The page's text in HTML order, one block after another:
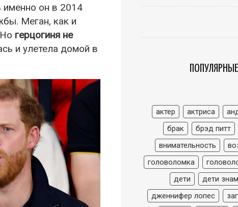
именно он в 2014
Меган, как и
герцогиня не
и улетела домой в
актер актриса
брак
брэд питт
внимательность
головоломка
дети
дети
дженнифер лопес